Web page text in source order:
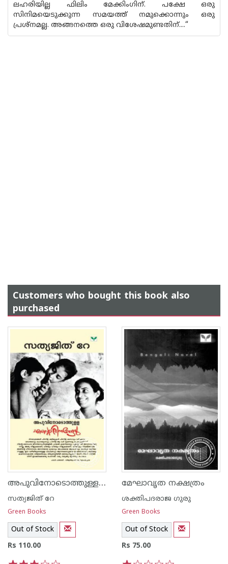
ലഹരിയില്ല ഫിലിം മേക്കിംഗിന്. പക്ഷേ ഒരു
സിനിമയെടുക്കുന്ന സമയത്ത് നമുക്കൊന്നും ഒരു
പ്രശ്‌നമല്ല. അങ്ങനത്തെ ഒരു വിശേഷമുണ്ടതിന്....“
Customers who bought this book also
purchased
അപുവിനോടൊത്തുള്ള എന്റെ ദിനങ്ങള്‍
സത്യജിത് റേ
Green Books
Out of Stock
Rs 110.00
മേഘാവൃത നക്ഷത്രം
ശക്തിപദരാജ ഗുരു
Green Books
Out of Stock
Rs 75.00